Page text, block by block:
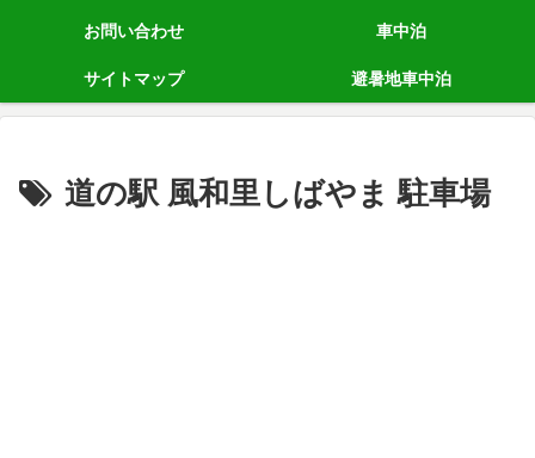
お問い合わせ 車中泊
サイトマップ 避暑地車中泊
道の駅 風和里しばやま 駐車場